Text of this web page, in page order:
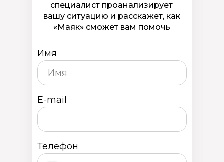
специалист проанализирует
вашу ситуацию и расскажет, как
«Маяк» сможет вам помочь
Имя
E-mail
Телефон